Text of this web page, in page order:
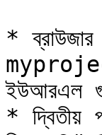
*
ইউআরএল
*